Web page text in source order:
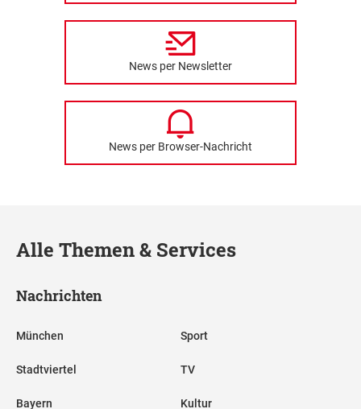
News per Newsletter
News per Browser-Nachricht
Alle Themen & Services
Nachrichten
München
Stadtviertel
Bayern
Sport
TV
Kultur